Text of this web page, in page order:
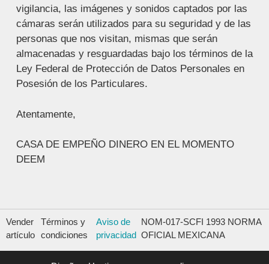
vigilancia, las imágenes y sonidos captados por las
cámaras serán utilizados para su seguridad y de las
personas que nos visitan, mismas que serán
almacenadas y resguardadas bajo los términos de la
Ley Federal de Protección de Datos Personales en
Posesión de los Particulares.
Atentamente,
CASA DE EMPEÑO DINERO EN EL MOMENTO
DEEM
Vender
artículo
Términos y
condiciones
Aviso de
privacidad
NOM-017-SCFI 1993 NORMA
OFICIAL MEXICANA